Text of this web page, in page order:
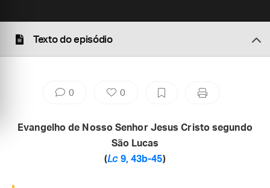
Texto do episódio
0 0
Evangelho de Nosso Senhor Jesus Cristo segundo
São Lucas
(Lc9, 43b-45)